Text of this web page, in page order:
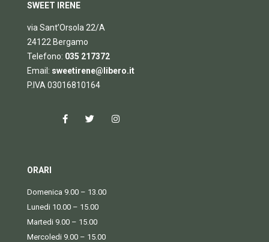
SWEET IRENE
via Sant’Orsola 22/A
24122 Bergamo
Telefono: 035 217372
Email: sweetirene@libero.it
P.IVA 03016810164
ORARI
Domenica 9.00 – 13.00
Lunedi 10.00 – 15.00
Martedi 9.00 – 15.00
Mercoledi 9.00 – 15.00